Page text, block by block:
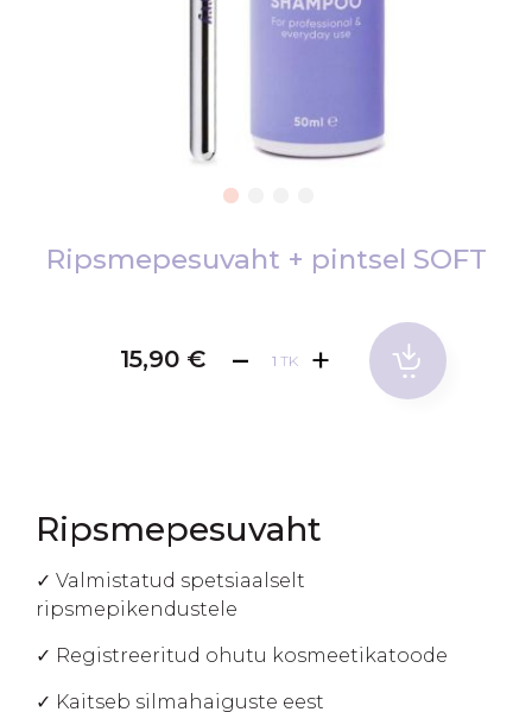
Ripsmepesuvaht + pintsel SOFT
15,90 € TK
Ripsmepesuvaht
✓ Valmistatud spetsiaalselt
ripsmepikendustele
✓ Registreeritud ohutu kosmeetikatoode
✓ Kaitseb silmahaiguste eest